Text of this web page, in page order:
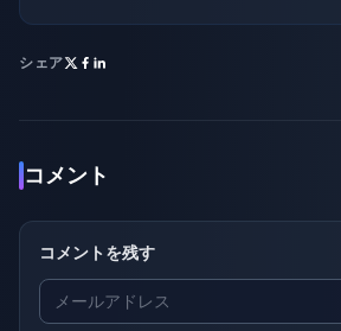
シェア
コメント
コメントを残す